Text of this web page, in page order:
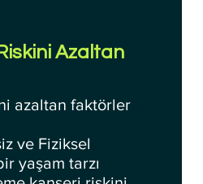
Azaltan
azaltan faktörler
ve Fiziksel
yaşam tarzı